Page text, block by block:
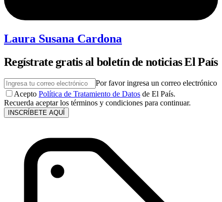
Laura Susana Cardona
Regístrate gratis al boletín de noticias El País
Por favor ingresa un correo electrónico
Acepto Política de Tratamiento de Datos de El País.
Recuerda aceptar los términos y condiciones para continuar.
INSCRÍBETE AQUÍ